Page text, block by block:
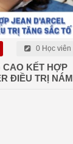
0 Học viên
CAO KẾT HỢP
ĐIỀU TRỊ NÁM